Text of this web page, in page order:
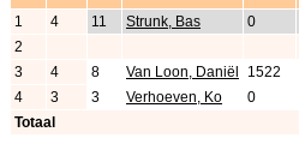
1
4 11 Strunk, Bas 0
2
3
4 8 Van Loon, Daniël 1522
4
3 3 Verhoeven, Ko 0
Totaal